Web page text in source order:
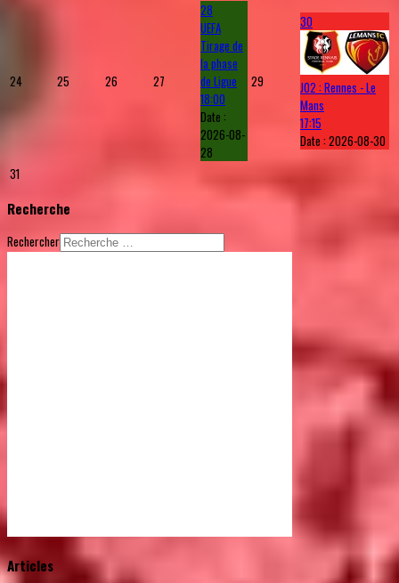
24 25 26 27
28
UEFA
Tirage de
la phase
de Ligue
18:00
Date :
2026-08-
28
29
30
J02 : Rennes - Le
Mans
17:15
Date :2026-08-30
31
Recherche
Rechercher
Articles